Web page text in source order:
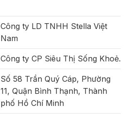
Công ty LD TNHH Stella Việt
Nam
Công ty CP Siêu Thị Sống Khoẻ.
Số 58 Trần Quý Cáp, Phường
11, Quận Bình Thạnh, Thành
phố Hồ Chí Minh